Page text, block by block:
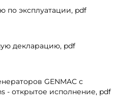
по эксплуатации, pdf
декларацию, pdf
GENMAC с
- открытое исполнение, pdf